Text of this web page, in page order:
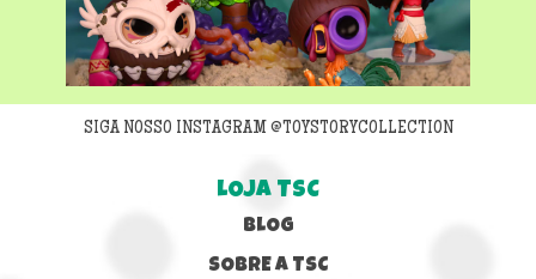
Next
SIGA NOSSO INSTAGRAM @TOYSTORYCOLLECTION
LOJA TSC
BLOG
SOBRE A TSC